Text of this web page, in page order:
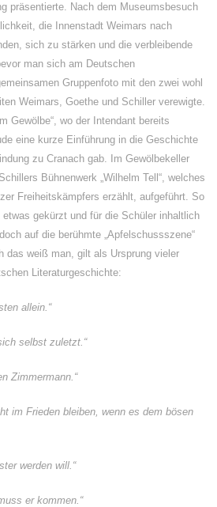
präsentierte. Nach dem Museumsbesuch
die Innenstadt Weimars nach
sich zu stärken und die verbleibende
man sich am Deutschen
Gruppenfoto mit den zwei wohl
Weimars, Goethe und Schiller verewigte.
Gewölbe“, wo der Intendant bereits
eine kurze Einführung in die Geschichte
zu Cranach gab. Im Gewölbekeller
Bühnenwerk „Wilhelm Tell“, welches
Freiheitskämpfers erzählt, aufgeführt. So
gekürzt und für die Schüler inhaltlich
auf die berühmte „Apfelschussszene“
das weiß man, gilt als Ursprung vieler
Literaturgeschichte:
allein.“
selbst zuletzt.“
Zimmermann.“
im Frieden bleiben, wenn es dem bösen
werden will.“
er kommen.“